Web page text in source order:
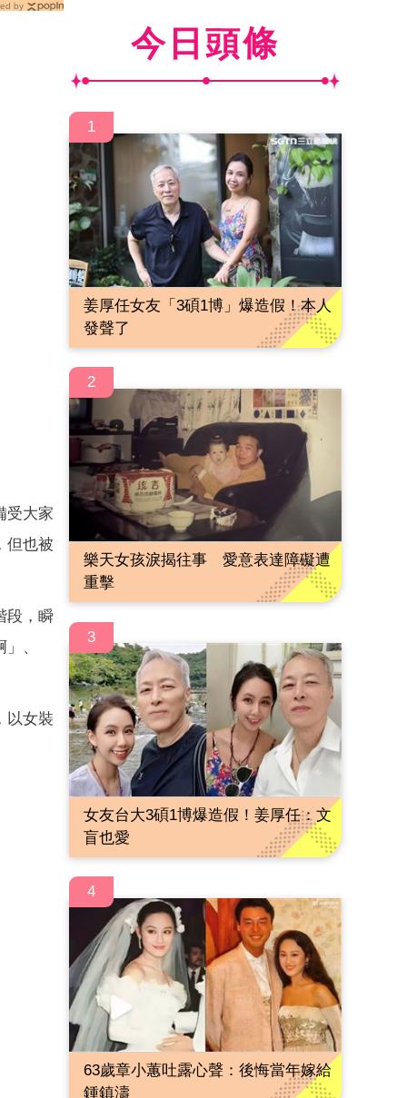
by
受大家
但也被
段，瞬
、
以女裝
今日頭條
1
姜厚任女友「3碩1博」爆造假！本人
發聲了
2
樂天女孩淚揭往事 愛意表達障礙遭
重擊
3
女友台大3碩1博爆造假！姜厚任：文
盲也愛
4
63歲章小蕙吐露心聲：後悔當年嫁給
鍾鎮濤